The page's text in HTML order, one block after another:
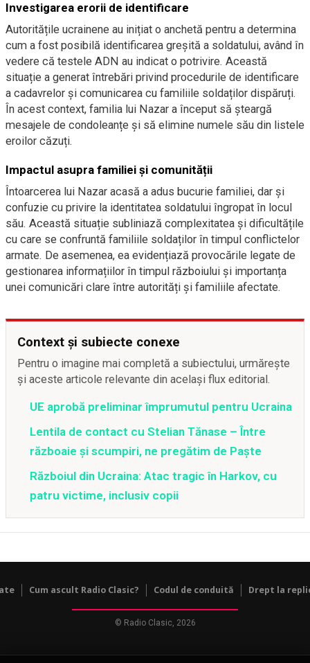
Investigarea erorii de identificare
Autoritățile ucrainene au inițiat o anchetă pentru a determina
cum a fost posibilă identificarea greșită a soldatului, având în
vedere că testele ADN au indicat o potrivire. Această
situație a generat întrebări privind procedurile de identificare
a cadavrelor și comunicarea cu familiile soldaților dispăruți.
În acest context, familia lui Nazar a început să șteargă
mesajele de condoleanțe și să elimine numele său din listele
eroilor căzuți.
Impactul asupra familiei și comunității
Întoarcerea lui Nazar acasă a adus bucurie familiei, dar și
confuzie cu privire la identitatea soldatului îngropat în locul
său. Această situație subliniază complexitatea și dificultățile
cu care se confruntă familiile soldaților în timpul conflictelor
armate. De asemenea, ea evidențiază provocările legate de
gestionarea informațiilor în timpul războiului și importanța
unei comunicări clare între autorități și familiile afectate.
Context și subiecte conexe
Pentru o imagine mai completă a subiectului, urmărește
și aceste articole relevante din același flux editorial.
UE aprobă preliminar împrumutul pentru Ucraina
Lentila de contact cu Stelian Tănase – Între
războaie și scumpiri, ne pregătim de Paște
Războiul din Ucraina: Atac tragic în Harkov, cu
patru victime, inclusiv copii
Cum ascult Radio Clasic? Codul de conduită Drept la
© Radio Clasic, 2026